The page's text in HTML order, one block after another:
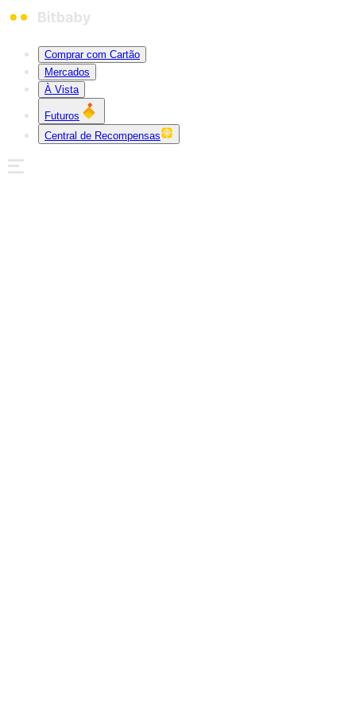
Comprar com Cartão
Mercados
À Vista
Futuros
Central de Recompensas